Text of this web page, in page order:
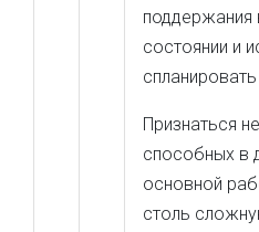
поддержания
состоянии и
спланировать
Признаться
способных в
основной
столь